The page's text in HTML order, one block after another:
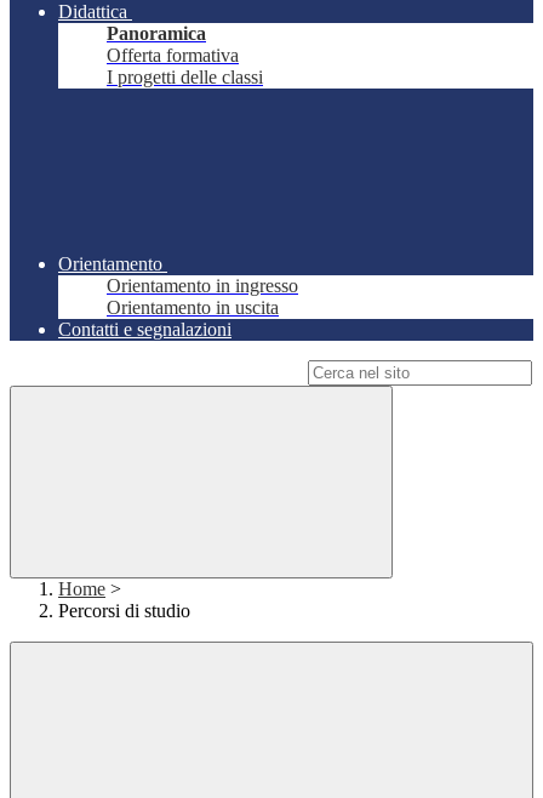
Didattica
Panoramica
Offerta formativa
I progetti delle classi
Orientamento
Orientamento in ingresso
Orientamento in uscita
Contatti e segnalazioni
Home >
Percorsi di studio